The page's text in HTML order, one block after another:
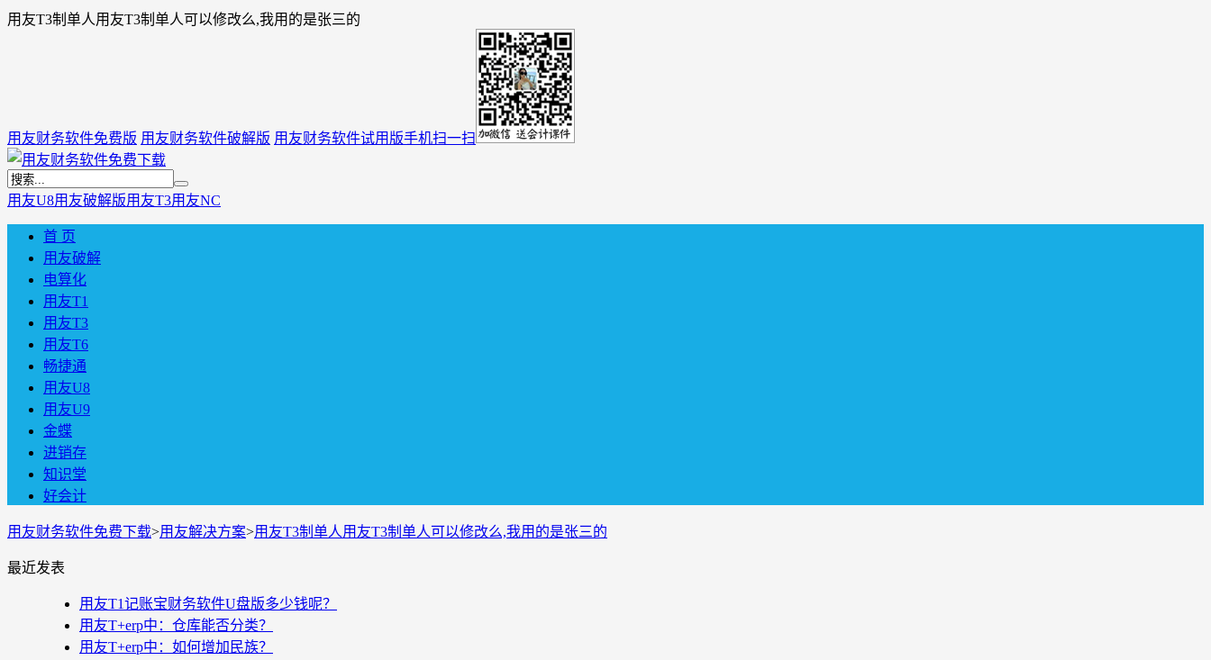
用友T3制单人用友T3制单人可以修改么,我用的是张三的
用友财务软件免费版 用友财务软件破解版 用友财务软件试用版手机扫一扫
用友U8用友破解版用友T3用友NC
首 页
用友破解
电算化
用友T1
用友T3
用友T6
畅捷通
用友U8
用友U9
金蝶
进销存
知识堂
好会计
用友财务软件免费下载>用友解决方案>用友T3制单人用友T3制单人可以修改么,我用的是张三的
最近发表
用友T1记账宝财务软件U盘版多少钱呢？
用友T+erp中：仓库能否分类？
用友T+erp中：如何增加民族？